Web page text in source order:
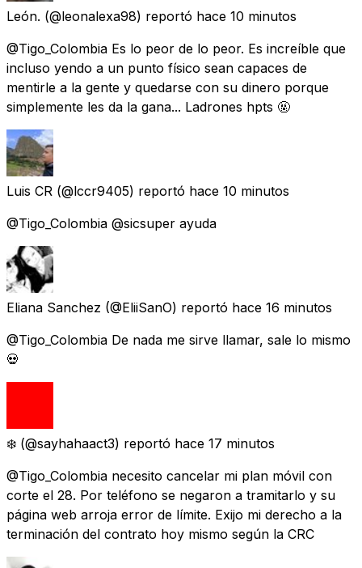
León. (@leonalexa98) reportó hace 10 minutos
@Tigo_Colombia Es lo peor de lo peor. Es increíble que
incluso yendo a un punto físico sean capaces de
mentirle a la gente y quedarse con su dinero porque
simplemente les da la gana... Ladrones hpts 🤬
Luis CR (@lccr9405) reportó hace 10 minutos
@Tigo_Colombia @sicsuper ayuda
Eliana Sanchez (@EliiSanO) reportó hace 16 minutos
@Tigo_Colombia De nada me sirve llamar, sale lo mismo
💀
❄️ (@sayhahaact3) reportó hace 17 minutos
@Tigo_Colombia necesito cancelar mi plan móvil con
corte el 28. Por teléfono se negaron a tramitarlo y su
página web arroja error de límite. Exijo mi derecho a la
terminación del contrato hoy mismo según la CRC